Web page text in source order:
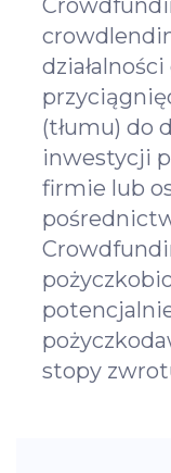
(tłumu) do
inwestycji
firmie lub
stopy